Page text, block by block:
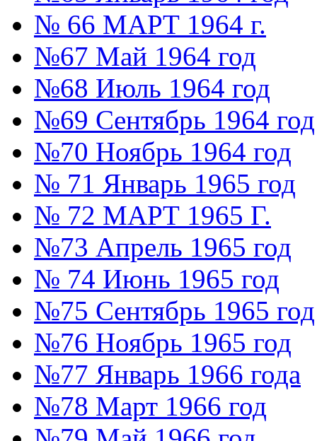
№ 66 МАРТ 1964 г.
№67 Май 1964 год
№68 Июль 1964 год
№69 Сентябрь 1964 год
№70 Ноябрь 1964 год
№ 71 Январь 1965 год
№ 72 МАРТ 1965 Г.
№73 Апрель 1965 год
№ 74 Июнь 1965 год
№75 Сентябрь 1965 год
№76 Ноябрь 1965 год
№77 Январь 1966 года
№78 Март 1966 год